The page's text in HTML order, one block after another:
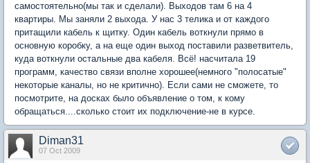
самостоятельно(мы так и сделали). Выходов там 6 на 4
квартиры. Мы заняли 2 выхода. У нас 3 телика и от каждого
притащили кабель к щитку. Один кабель воткнули прямо в
основную коробку, а на еще один выход поставили разветвитель,
куда воткнули остальные два кабеля. Всё! насчитала 19
программ, качество связи вполне хорошее(немного "полосатые"
некоторые каналы, но не критично). Если сами не сможете, то
посмотрите, на досках было объявление о том, к кому
обращаться....сколько стоит их подключение-не в курсе.
Diman31
07 Oct 2009